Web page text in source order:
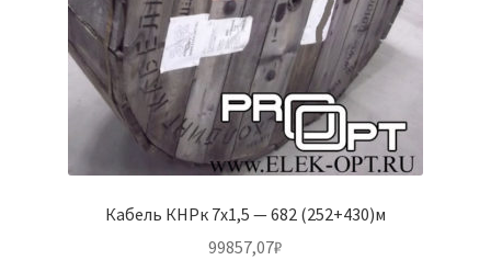
Кабель КНРк 7х1,5 — 682 (252+430)м
99857,07₽